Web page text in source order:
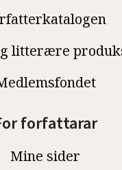
litterære
forfattarar
Mine sider